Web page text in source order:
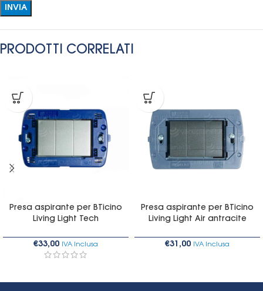
PRODOTTI CORRELATI
Presa aspirante per BTicino
Living Light Tech
€33,00 IVA Inclusa
Presa aspirante per BTicino
Living Light Air antracite
€31,00 IVA Inclusa